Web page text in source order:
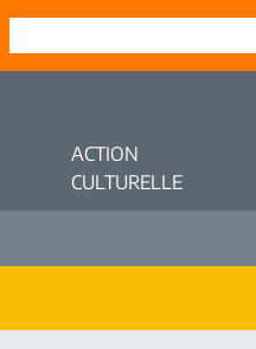
ACTION
CULTURELLE